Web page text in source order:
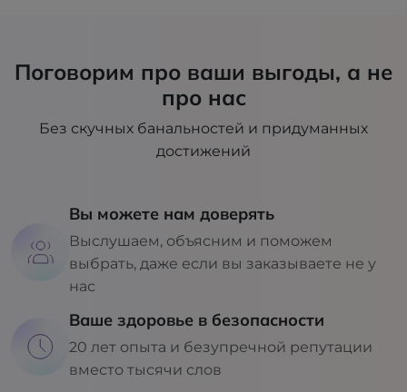
Поговорим про ваши выгоды, а не
про нас
Без скучных банальностей и придуманных
достижений
Вы можете нам доверять
Выслушаем, объясним и поможем
выбрать, даже если вы заказываете не у
нас
Ваше здоровье в безопасности
20 лет опыта и безупречной репутации
вместо тысячи слов